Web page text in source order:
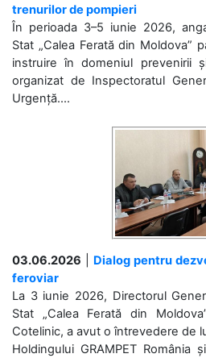
trenurilor de pompieri
În perioada 3–5 iunie 2026,
Stat „Calea Ferată din Moldova”
instruire în domeniul prevenirii
organizat de Inspectoratul
Urgență....
03.06.2026
Dialog pentru
feroviar
La 3 iunie 2026, Directorul
Stat „Calea Ferată din
Cotelinic, a avut o întrevedere de
Holdingului GRAMPET România